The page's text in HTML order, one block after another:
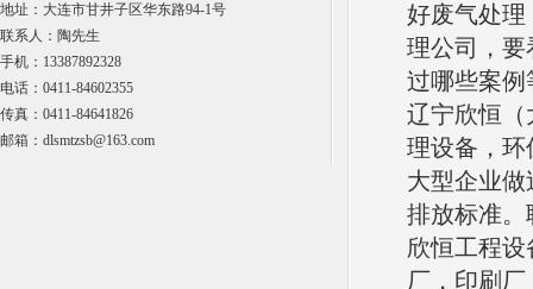
地址：大连市甘井子区华东路94-1号
联系人：陶先生
手机：13387892328
电话：0411-84602355
传真：0411-84641826
邮箱：dlsmtzsb@163.com
好废气处理
理公司，要
过哪些案例
辽宁欣恒（
理设备，
大型企业
排放标准。
欣恒工程
厂，印刷